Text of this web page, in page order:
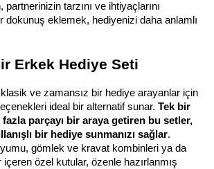
tarzını ve ihtiyaçlarını
dokunuş eklemek, hediyenizi daha anlamlı
Erkek Hediye Seti
ideal bir alternatif sunar. Tek bir
parçayı bir araya getiren bu setler,
bir hediye sunmanızı sağlar.
gömlek ve kravat kombinleri ya da
özel kutular, özenle hazırlanmış